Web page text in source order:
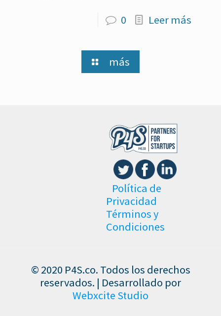
0
Leer más
más
Política de
Privacidad
Términos y
Condiciones
© 2020 P4S.co. Todos los derechos
reservados. | Desarrollado por
Webxcite Studio